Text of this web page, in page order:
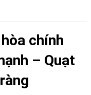
chính
– Quạt